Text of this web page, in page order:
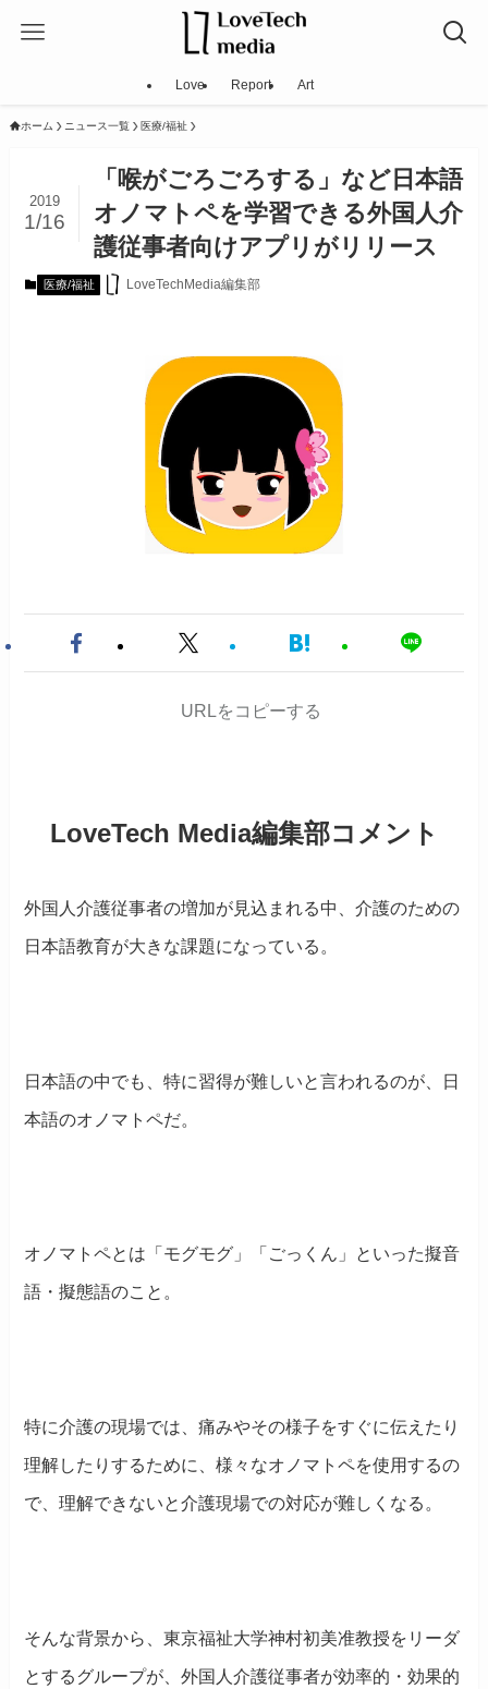
Love Report Art
ホーム ニュース一覧 医療/福祉
「喉がごろごろする」など日本語
オノマトペを学習できる外国人介
護従事者向けアプリがリリース
2019
1/16
医療/福祉 LoveTechMedia編集部
URLをコピーする
LoveTech Media編集部コメント
外国人介護従事者の増加が見込まれる中、介護のための
日本語教育が大きな課題になっている。
日本語の中でも、特に習得が難しいと言われるのが、日
本語のオノマトペだ。
オノマトペとは「モグモグ」「ごっくん」といった擬音
語・擬態語のこと。
特に介護の現場では、痛みやその様子をすぐに伝えたり
理解したりするために、様々なオノマトペを使用するの
で、理解できないと介護現場での対応が難しくなる。
そんな背景から、東京福祉大学神村初美准教授をリーダ
とするグループが、外国人介護従事者が効率的・効果的